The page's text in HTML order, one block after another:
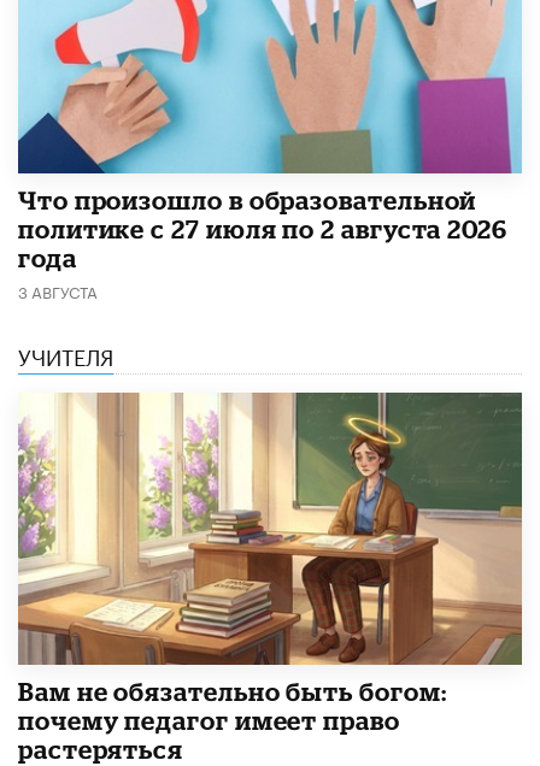
​Что произошло в образовательной
политике с 27 июля по 2 августа 2026
года
3 АВГУСТА
УЧИТЕЛЯ
​Вам не обязательно быть богом:
почему педагог имеет право
растеряться